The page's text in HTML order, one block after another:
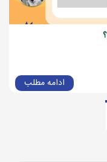
ادامه مطلب